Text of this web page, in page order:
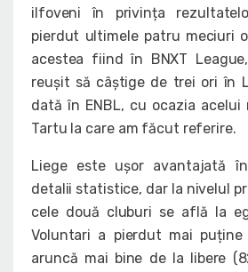
ilfoveni în privința
pierdut ultimele patru meciuri
acestea fiind în BNXT
reușit să câștige de trei ori în
dată în ENBL, cu ocazia acelui
Tartu la care am făcut referire.
Liege este ușor avantajată
detalii statistice, dar la nivelul
cele două cluburi se află la
Voluntari a pierdut mai
aruncă mai bine de la libere